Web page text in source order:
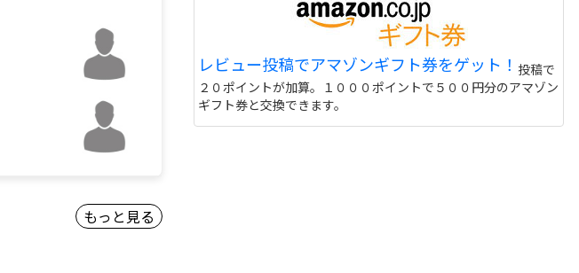
もっと見る
レビュー投稿でアマゾンギフト券をゲット！ 投稿で
２０ポイントが加算。１０００ポイントで５００円分のアマゾン
ギフト券と交換できます。